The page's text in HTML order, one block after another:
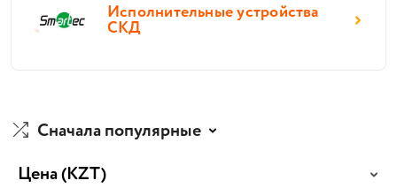
Исполнительные устройства
СКД
Сначала популярные
Цена(KZT)